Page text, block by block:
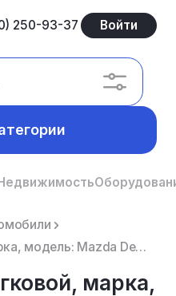
250-93-37 Войти
Автомобиль легковой, марка, модель: Mazda Demio Номер кузова DW3W510763, год выпуска 2000.
марка,